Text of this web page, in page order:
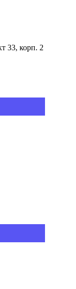
33, корп. 2